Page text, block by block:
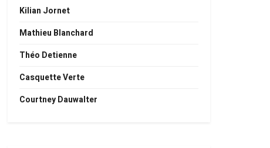
Kilian Jornet
Mathieu Blanchard
Théo Detienne
Casquette Verte
Courtney Dauwalter